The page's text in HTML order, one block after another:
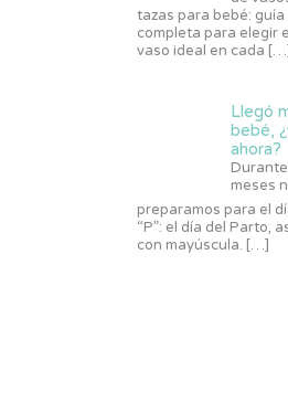
tazas para bebé: guía
completa para elegir
vaso ideal en cada
Llegó
bebé,
ahora?
Durante
meses
preparamos para el
“P”: el día del Parto,
con mayúscula. […]